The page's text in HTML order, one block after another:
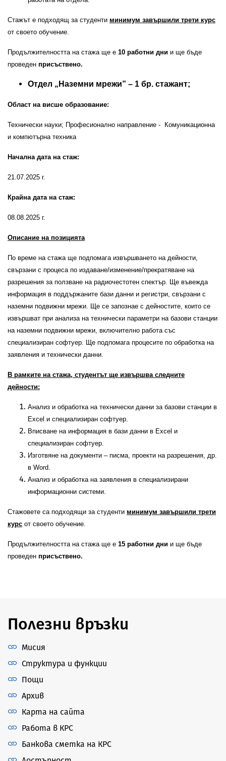
Стажът е подходящ за студенти минимум завършили трети курс
от своето обучение.
Продължителността на стажа ще е 10 работни дни и ще бъде
проведен присъствено.
Отдел „Наземни мрежи” – 1 бр. стажант;
Област на висше образование:
Технически науки; Професионално направление - Комуникационна
и компютърна техника
Начална дата на стаж:
21.07.2025 г.
Крайна дата на стаж:
08.08.2025 г.
Описание на позицията
По време на стажа ще подпомага извършването на дейности,
свързани с процеса по издаване/изменение/прекратяване на
разрешения за ползване на радиочестотен спектър. Ще въвежда
информация в поддържаните бази данни и регистри, свързани с
наземни подвижни мрежи. Ще се запознае с дейностите, които се
извършват при анализа на технически параметри на базови станции
на наземни подвижни мрежи, включително работа със
специализиран софтуер. Ще подпомага процесите по обработка на
заявления и технически данни.
В рамките на стажа, студентът ще извършва следните
дейности:
Анализ и обработка на технически данни за базови станции в
Excel и специализиран софтуер.
Вписване на информация в бази данни в Excel и
специализиран софтуер.
Изготвяне на документи – писма, проекти на разрешения, др.
в Word.
Анализ и обработка на заявления в специализирани
информационни системи.
Стажовете са подходящи за студенти минимум завършили трети
курс от своето обучение.
Продължителността на стажа ще е 15 работни дни и ще бъде
проведен присъствено.
Полезни връзки
Мисия
Структура и функции
Пощи
Архив
Карта на сайта
Работа в КРС
Банкова сметка на КРС